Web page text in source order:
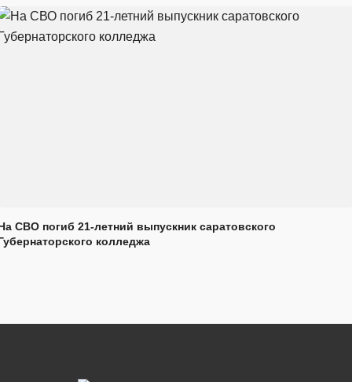
СВО погиб 21-летний выпускник саратовского
колледжа